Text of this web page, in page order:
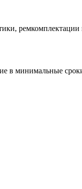
в минимальные